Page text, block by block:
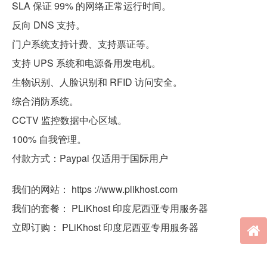
SLA 保证 99% 的网络正常运行时间。
反向 DNS 支持。
门户系统支持计费、支持票证等。
支持 UPS 系统和电源备用发电机。
生物识别、人脸识别和 RFID 访问安全。
综合消防系统。
CCTV 监控数据中心区域。
100% 自我管理。
付款方式：Paypal 仅适用于国际用户
我们的网站： https ://www.plikhost.com
我们的套餐： PLiKhost 印度尼西亚专用服务器
立即订购： PLiKhost 印度尼西亚专用服务器